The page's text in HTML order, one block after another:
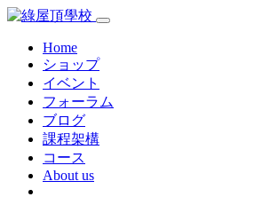
Home
ショップ
イベント
フォーラム
ブログ
課程架構
コース
About us